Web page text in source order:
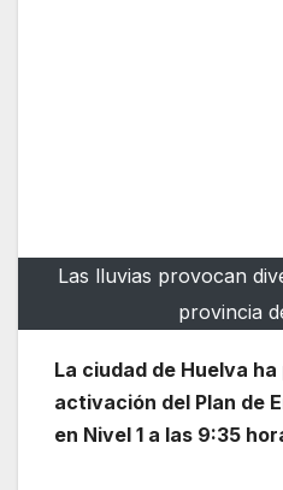
Las lluvias provocan
provincia
La ciudad de Huelva
activación del Plan de
en Nivel 1 a las 9:35